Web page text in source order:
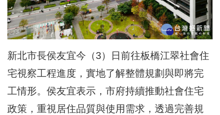
新北市長侯友宜今（3）日前往板橋江翠社會住
宅視察工程進度 ，實地了解整體規劃與即將完
工情形。侯友宜表示，市府持續推動社會住宅
政策，重視居住品質與使用需求，透過完善規